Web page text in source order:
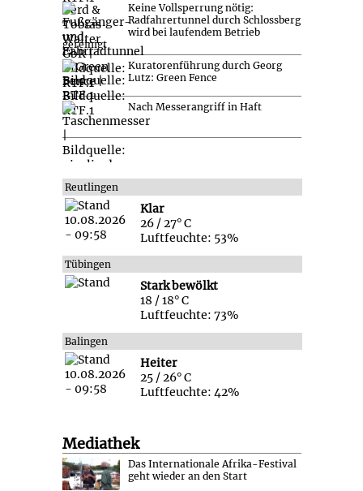
Keine Vollsperrung nötig:
Radfahrertunnel durch Schlossberg
wird bei laufendem Betrieb
gereinigt
Kuratorenführung durch Georg
Lutz: Green Fence
Nach Messerangriff in Haft
Reutlingen
Klar
26 / 27° C
Luftfeuchte: 53%
Tübingen
Stark bewölkt
18 / 18° C
Luftfeuchte: 73%
Balingen
Heiter
25 / 26° C
Luftfeuchte: 42%
Mediathek
Das Internationale Afrika-Festival
geht wieder an den Start